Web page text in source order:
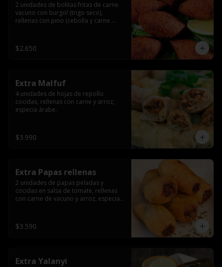
2 unidades de bolitas fritas de carne
vacuno con burgol (trigo seco),
rellenas con pino (cebolla y carne
$2.650
Extra Malfuf
4 unidades de hojas de repollo
cocidas, rellenas con carne y arroz,
especia árabe.
$3.990
Extra Papas rellenas
2 unidades de papas peladas y
cocidas en salsa de tomate, rellenas
con carne de vacuno y arroz, especia
$3.590
Extra Yalanyi